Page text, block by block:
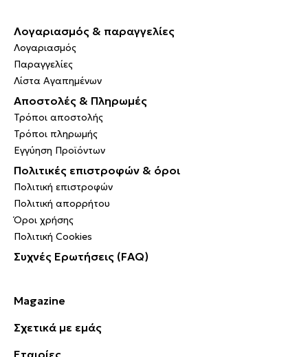
Λογαριασμός & παραγγελίες
Λογαριασμός
Παραγγελίες
Λίστα Αγαπημένων
Αποστολές & Πληρωμές
Τρόποι αποστολής
Τρόποι πληρωμής
Εγγύηση Προϊόντων
Πολιτικές επιστροφών & όροι
Πολιτική επιστροφών
Πολιτική απορρήτου
Όροι χρήσης
Πολιτική Cookies
Συχνές Ερωτήσεις (FAQ)
Magazine
Σχετικά με εμάς
Εταιρίες